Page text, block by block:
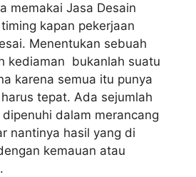
memakai Jasa Desain
kapan pekerjaan
Menentukan sebuah
kediaman bukanlah suatu
karena semua itu punya
tepat. Ada sejumlah
dalam merancang
nantinya hasil yang di
kemauan atau